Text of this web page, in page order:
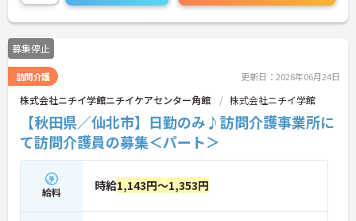
募集停止
訪問介護 更新日：2026年06月24日
株式会社ニチイ学館ニチイケアセンター角館 株式会社ニチイ学館
【秋田県／仙北市】日勤のみ♪訪問介護事業所に
て訪問介護員の募集＜パート＞
給料 時給1,143円～1,353円